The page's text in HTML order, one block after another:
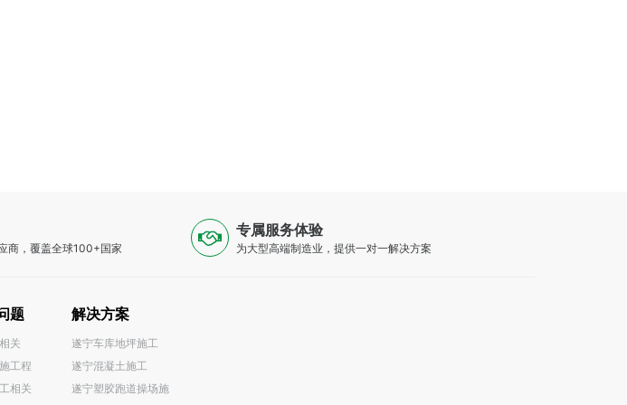
商，覆盖全球100+国家
专属服务体验
为大型高端制造业，提供一对一解决方案
题
关
工程
相关
解决方案
遂宁车库地坪施工
遂宁混凝土施工
遂宁塑胶跑道操场施